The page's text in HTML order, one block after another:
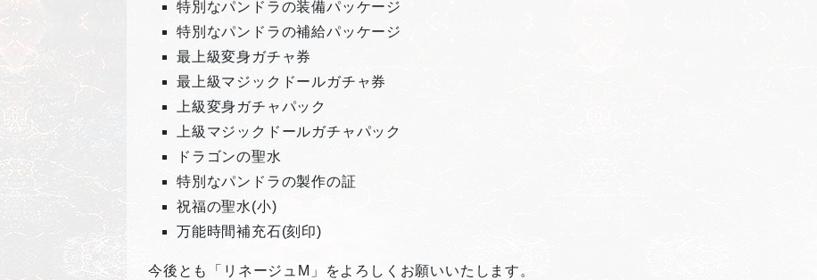
特別なパンドラの装備パッケージ
特別なパンドラの補給パッケージ
最上級変身ガチャ券
最上級マジックドールガチャ券
上級変身ガチャパック
上級マジックドールガチャパック
ドラゴンの聖水
特別なパンドラの製作の証
祝福の聖水(小)
万能時間補充石(刻印)
今後とも「リネージュM」をよろしくお願いいたします。